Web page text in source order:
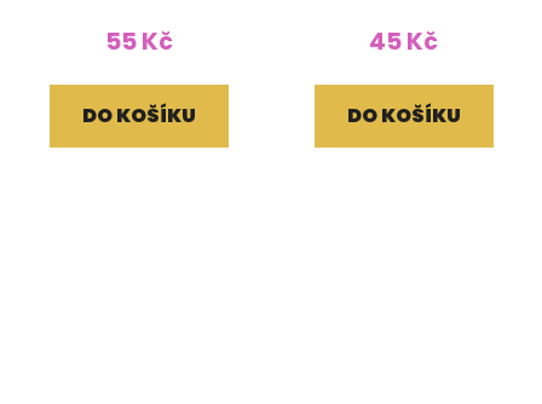
55 Kč
DO KOŠÍKU
45 Kč
DO KOŠÍKU